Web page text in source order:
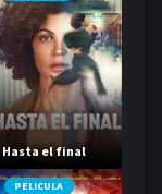
Hasta el final
PELICULA